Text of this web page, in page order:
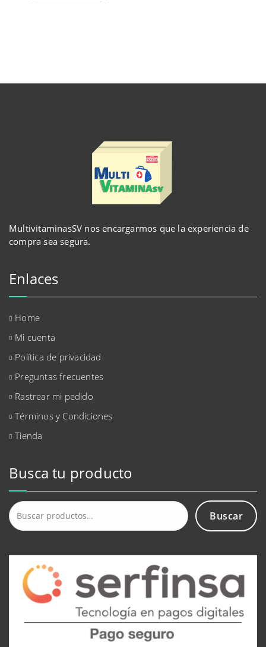
MultivitaminasSV nos encargarmos que la experiencia de
compra sea segura.
Enlaces
Home
Mi cuenta
Política de privacidad
Preguntas frecuentes
Rastrear mi pedido
Términos y Condiciones
Tienda
Busca tu producto
Buscar
por:
Buscar